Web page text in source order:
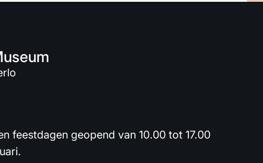
feestdagen geopend van 10.00 tot 17.00